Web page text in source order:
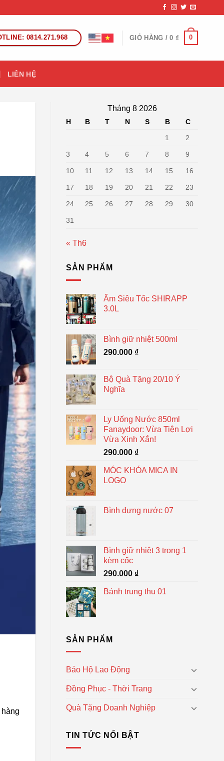
0814.271.968 GIỎ HÀNG /0 ₫ 0
LIÊN HỆ
Tháng 8 2026
H B T N S B
C
1
2
3 4 5 6 7 8 9
10 11 12 13 14 15 16
17 18 19 20 21 22 23
24 25 26 27 28 29 30
31
« Th6
SẢN PHẨM
Ấm Siêu Tốc SHIRAPP
3.0L
Bình giữ nhiệt 500ml
290.000 ₫
Bộ Quà Tặng 20/10 Ý
Nghĩa
Ly Uống Nước 850ml
Fanaydoor: Vừa Tiện Lợi
Vừa Xinh Xắn!
290.000 ₫
MÓC KHÓA MICA IN
LOGO
Bình đựng nước 07
Bình giữ nhiệt 3 trong 1
kèm cốc
290.000 ₫
Bánh trung thu 01
SẢN PHẨM
Bảo Hộ Lao Động
Đồng Phục - Thời Trang
Quà Tặng Doanh Nghiệp
TIN TỨC NỔI BẬT